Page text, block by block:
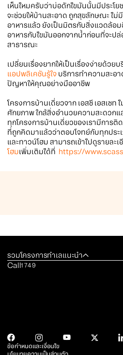
เห็นไหมครับว่าบ่อดักไขมันนั้นมีประโ
จะช่วยให้บ้านสะอาด ถูกสุขลักษณะ ไม่
อาหารแล้ว ยังเป็นมิตรกับสิ่งแวดล้อม
อาหารกับไขมันออกจากน้ำก่อนที่จะป
สาธารณะ
เปลี่ยนเรื่องยากให้เป็นเรื่องง่ายด้วย
แอปพลิเคชันรู้ใจ บริการทำความสะอ
ปัญหาให้คุณอย่างมืออาชีพ
โครงการบ้านเดี่ยวจาก เอสซี เอสเซท
ศักยภาพ ใกล้สิ่งอำนวยความสะดวก
ทุกโครงการบ้านเดี่ยวของเรามีการ
ที่ถูกคิดมาแล้วว่าตอบโจทย์กับทุกประ
และทาวน์โฮม สามารถเข้าไปดูรายละเ
โฮมเพิ่มเติมได้ที่ https://
รวมโครงการทำเลแนะนำ
Call1749
ข้อกำหนดและเงื่อนไข